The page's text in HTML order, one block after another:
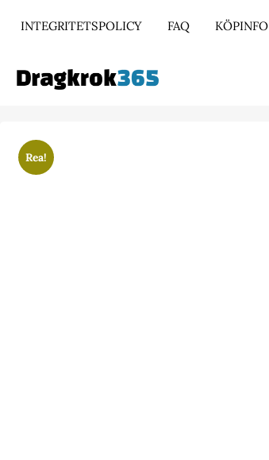
INTEGRITETSPOLICY FAQ KÖPINFO
Rea!